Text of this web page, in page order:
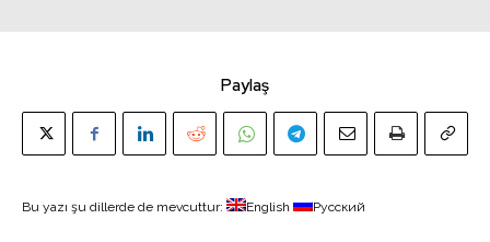
Paylaş
Bu yazı şu dillerde de mevcuttur: English Русский